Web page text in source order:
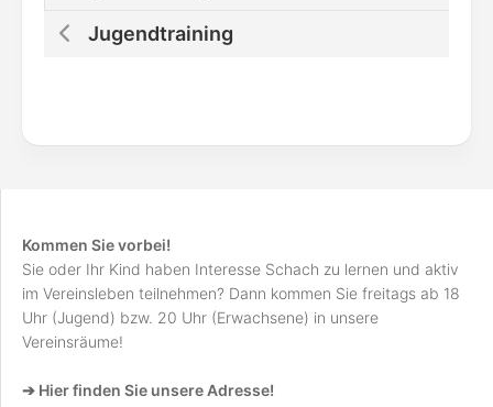
Jugendtraining
Kommen Sie vorbei!
Sie oder Ihr Kind haben Interesse Schach zu lernen und aktiv
im Vereinsleben teilnehmen? Dann kommen Sie freitags ab 18
Uhr (Jugend) bzw. 20 Uhr (Erwachsene) in unsere
Vereinsräume!
➔ Hier finden Sie unsere Adresse!